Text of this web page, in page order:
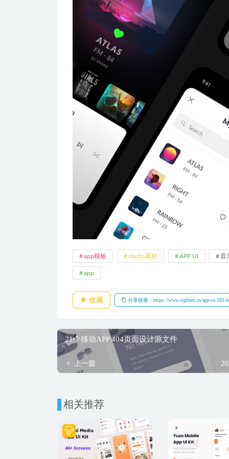
app模板 studio素材 APP UI 音
app
收藏 分享链接：https://www.sighted.cn/app-ui/
21个移动APP 404页面设计源文件
上一篇
相关推荐